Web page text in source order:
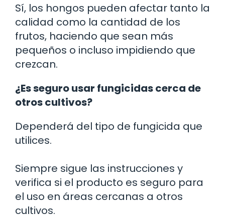
Sí, los hongos pueden afectar tanto la
calidad como la cantidad de los
frutos, haciendo que sean más
pequeños o incluso impidiendo que
crezcan.
¿Es seguro usar fungicidas cerca de
otros cultivos?
Dependerá del tipo de fungicida que
utilices.
Siempre sigue las instrucciones y
verifica si el producto es seguro para
el uso en áreas cercanas a otros
cultivos.